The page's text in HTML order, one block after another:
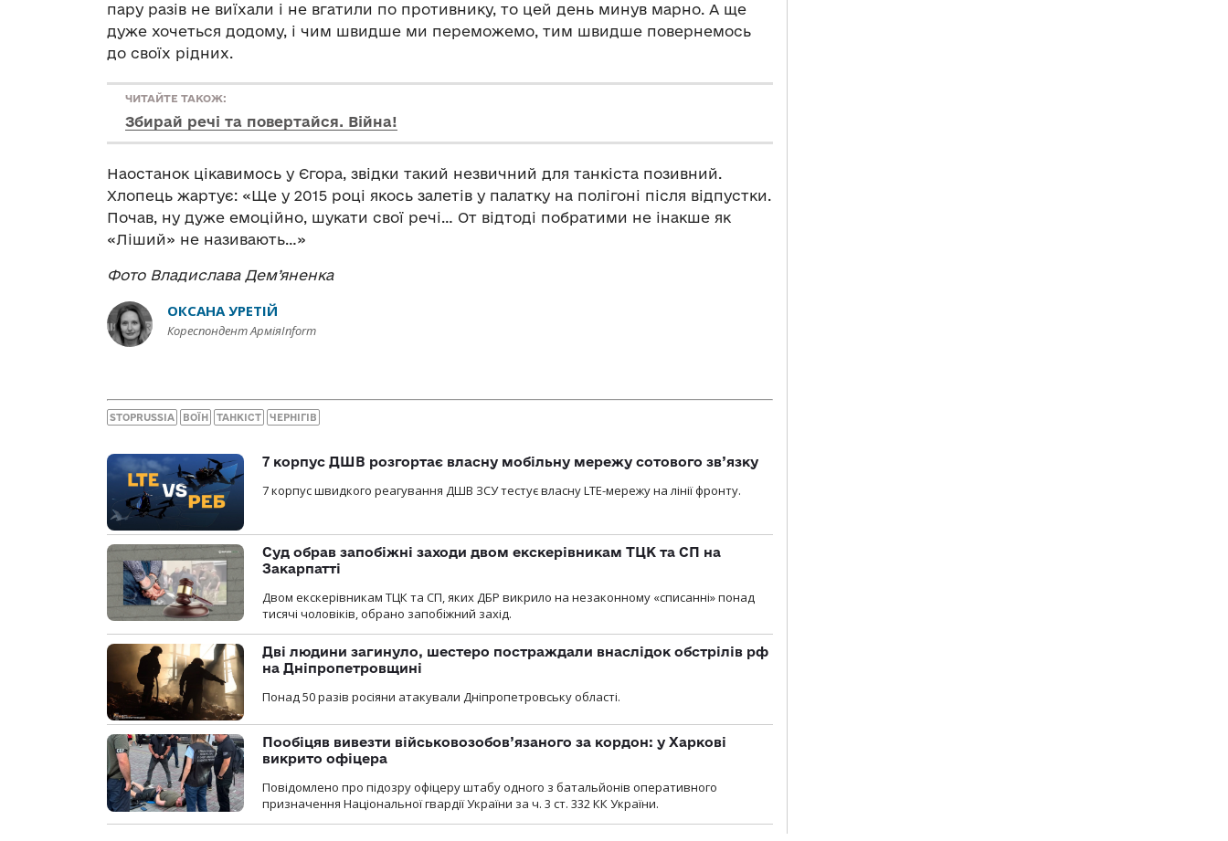
пару разів не виїхали і не вгатили по противнику, то цей день минув марно. А ще
дуже хочеться додому, і чим швидше ми переможемо, тим швидше повернемось
до своїх рідних.
ЧИТАЙТЕ ТАКОЖ:
Збирай речі та повертайся. Війна!
Наостанок цікавимось у Єгора, звідки такий незвичний для танкіста позивний.
Хлопець жартує: «Ще у 2015 році якось залетів у палатку на полігоні після відпустки.
Почав, ну дуже емоційно, шукати свої речі… От відтоді побратими не інакше як
«Ліший» не називають…»
Фото Владислава Дем’яненка
ОКСАНА УРЕТІЙ
Кореспондент АрміяInform
STOPRUSSIA ВОЇН ТАНКІСТ ЧЕРНІГІВ
7 корпус ДШВ розгортає власну мобільну мережу сотового зв’язку
7 корпус швидкого реагування ДШВ ЗСУ тестує власну LTE-мережу на лінії фронту.
Суд обрав запобіжні заходи двом екскерівникам ТЦК та СП на
Закарпатті
Двом екскерівникам ТЦК та СП, яких ДБР викрило на незаконному «списанні» понад
тисячі чоловіків, обрано запобіжний захід.
Дві людини загинуло, шестеро постраждали внаслідок обстрілів рф
на Дніпропетровщині
Понад 50 разів росіяни атакували Дніпропетровську області.
Пообіцяв вивезти військовозобов’язаного за кордон: у Харкові
викрито офіцера
Повідомлено про підозру офіцеру штабу одного з батальйонів оперативного
призначення Національної гвардії України за ч. 3 ст. 332 КК України.